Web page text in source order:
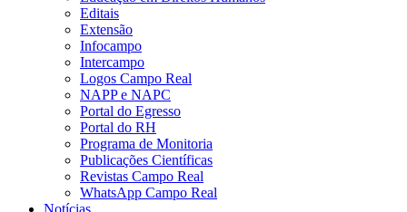
Editais
Extensão
Infocampo
Intercampo
Logos Campo Real
NAPP e NAPC
Portal do Egresso
Portal do RH
Programa de Monitoria
Publicações Científicas
Revistas Campo Real
WhatsApp Campo Real